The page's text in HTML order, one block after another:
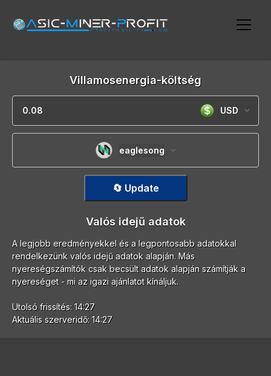
Villamosenergia-költség
USD
eaglesong
🔄 Update
Valós idejű adatok
A legjobb eredményekkel és a legpontosabb adatokkal
rendelkezünk valós idejű adatok alapján. Más
nyereségszámítók csak becsült adatok alapján számítják a
nyereséget - mi az igazi ajánlatot kínáljuk.
Utolsó frissítés: 14:27
Aktuális szerveridő: 14:27